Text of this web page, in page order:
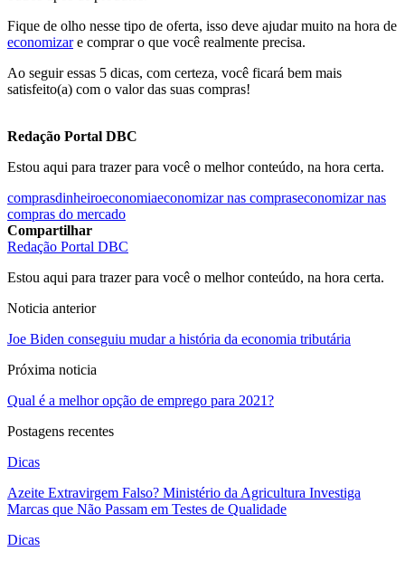
Fique de olho nesse tipo de oferta, isso deve ajudar muito na hora de
economizare comprar o que você realmente precisa.
Ao seguir essas 5 dicas, com certeza, você ficará bem mais
satisfeito(a) com o valor das suas compras!
Redação Portal DBC
Estou aqui para trazer para você o melhor conteúdo, na hora certa.
comprasdinheiroeconomiaeconomizar nas compraseconomizar nas
compras do mercado
Compartilhar
Redação Portal DBC
Estou aqui para trazer para você o melhor conteúdo, na hora certa.
Noticia anterior
Joe Biden conseguiu mudar a história da economia tributária
Próxima noticia
Qual é a melhor opção de emprego para 2021?
Postagens recentes
Dicas
Azeite Extravirgem Falso? Ministério da Agricultura Investiga
Marcas que Não Passam em Testes de Qualidade
Dicas